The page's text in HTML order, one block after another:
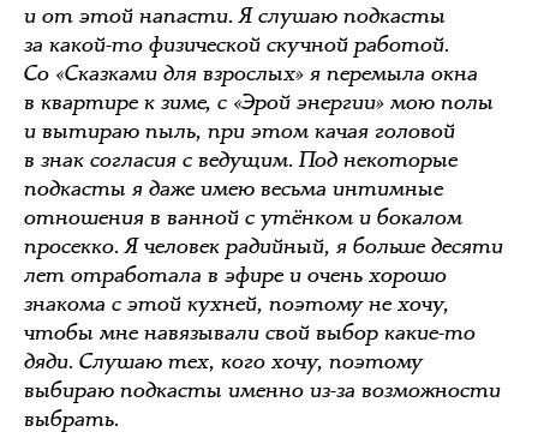
и от этой напасти. Я слушаю подкасты
за какой-то физической скучной работой.
Со «Сказками для взрослых» я перемыла окна
в квартире к зиме, с «Эрой энергии» мою полы
и вытираю пыль, при этом качая головой
в знак согласия с ведущим. Под некоторые
подкасты я даже имею весьма интимные
отношения в ванной с утёнком и бокалом
просекко. Я человек радийный, я больше десяти
лет отработала в эфире и очень хорошо
знакома с этой кухней, поэтому не хочу,
чтобы мне навязывали свой выбор какие-то
дяди. Слушаю тех, кого хочу, поэтому
выбираю подкасты именно из-за возможности
выбрать.